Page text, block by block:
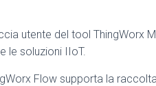
utente del tool ThingWorx
le soluzioni IIoT.
Flow supporta la